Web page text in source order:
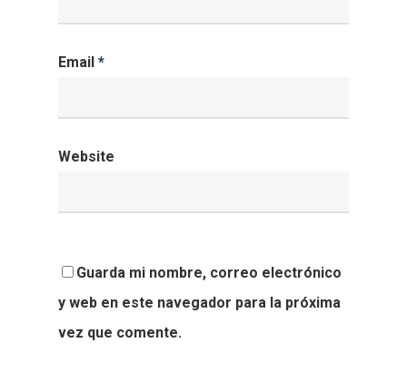
Email *
Website
Guarda mi nombre, correo electrónico
y web en este navegador para la próxima
vez que comente.